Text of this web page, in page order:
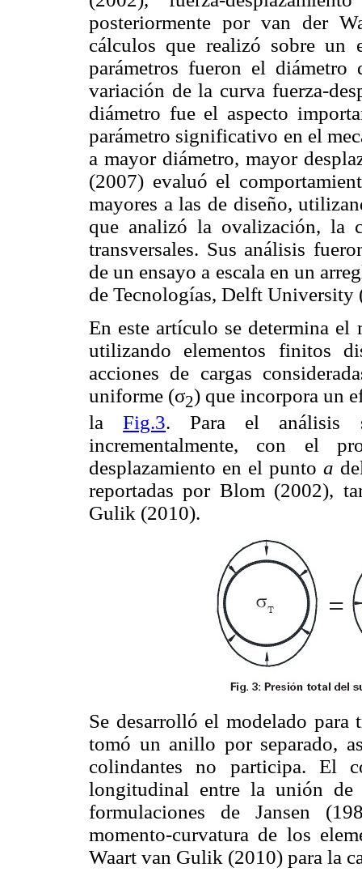
posteriormente por van der
cálculos que realizó sobre un
parámetros fueron el
variación de la curva fuerza-
diámetro fue el aspecto
parámetro significativo en el
a mayor diámetro, mayor
(2007) evaluó el
mayores a las de diseño,
que analizó la ovalización, la
transversales. Sus análisis
de un ensayo a escala en un
de Tecnologías, Delft University
En este artículo se determina el
utilizando elementos finitos
acciones de cargas
uniforme (σ2) que incorpora un
laFig.3. Para el análisis
incrementalmente, con el
desplazamiento en el punto a
reportadas por Blom (2002),
Gulik (2010).
Se desarrolló el modelado para
tomó un anillo por separado,
colindantes no participa. El
longitudinal entre la unión de
formulaciones de Jansen
momento-curvatura de los
Waart van Gulik (2010) para la